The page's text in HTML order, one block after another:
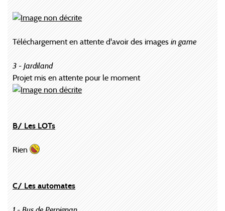
Téléchargement en attente d'avoir des images in game
3 - Jardiland
Projet mis en attente pour le moment
B/ Les LOTs
Rien
C/ Les automates